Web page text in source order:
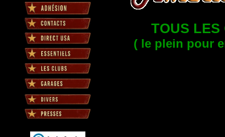
TOUS LES
( le plein pour